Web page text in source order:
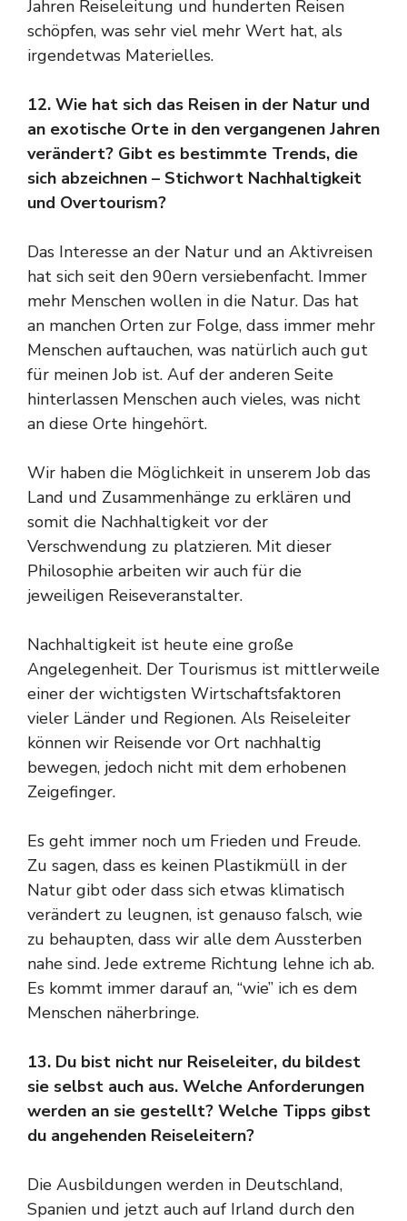
Jahren Reiseleitung und hunderten Reisen
schöpfen, was sehr viel mehr Wert hat, als
irgendetwas Materielles.
12. Wie hat sich das Reisen in der Natur und
an exotische Orte in den vergangenen Jahren
verändert? Gibt es bestimmte Trends, die
sich abzeichnen – Stichwort Nachhaltigkeit
und Overtourism?
Das Interesse an der Natur und an Aktivreisen
hat sich seit den 90ern versiebenfacht. Immer
mehr Menschen wollen in die Natur. Das hat
an manchen Orten zur Folge, dass immer mehr
Menschen auftauchen, was natürlich auch gut
für meinen Job ist. Auf der anderen Seite
hinterlassen Menschen auch vieles, was nicht
an diese Orte hingehört.
Wir haben die Möglichkeit in unserem Job das
Land und Zusammenhänge zu erklären und
somit die Nachhaltigkeit vor der
Verschwendung zu platzieren. Mit dieser
Philosophie arbeiten wir auch für die
jeweiligen Reiseveranstalter.
Nachhaltigkeit ist heute eine große
Angelegenheit. Der Tourismus ist mittlerweile
einer der wichtigsten Wirtschaftsfaktoren
vieler Länder und Regionen. Als Reiseleiter
können wir Reisende vor Ort nachhaltig
bewegen, jedoch nicht mit dem erhobenen
Zeigefinger.
Es geht immer noch um Frieden und Freude.
Zu sagen, dass es keinen Plastikmüll in der
Natur gibt oder dass sich etwas klimatisch
verändert zu leugnen, ist genauso falsch, wie
zu behaupten, dass wir alle dem Aussterben
nahe sind. Jede extreme Richtung lehne ich ab.
Es kommt immer darauf an, “wie” ich es dem
Menschen näherbringe.
13. Du bist nicht nur Reiseleiter, du bildest
sie selbst auch aus. Welche Anforderungen
werden an sie gestellt? Welche Tipps gibst
du angehenden Reiseleitern?
Die Ausbildungen werden in Deutschland,
Spanien und jetzt auch auf Irland durch den